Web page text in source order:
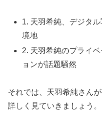
1. 天羽希純、デジタ
境地
2. 天羽希純のプライ
ョンが話題騒然
それでは、天羽希純さん
詳しく見ていきましょう。